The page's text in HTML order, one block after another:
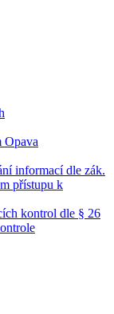
Opava
informací dle zák.
přístupu k
kontrol dle § 26